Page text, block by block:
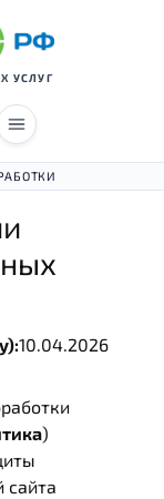
УСЛУГ
10.04.2026
)
сайта